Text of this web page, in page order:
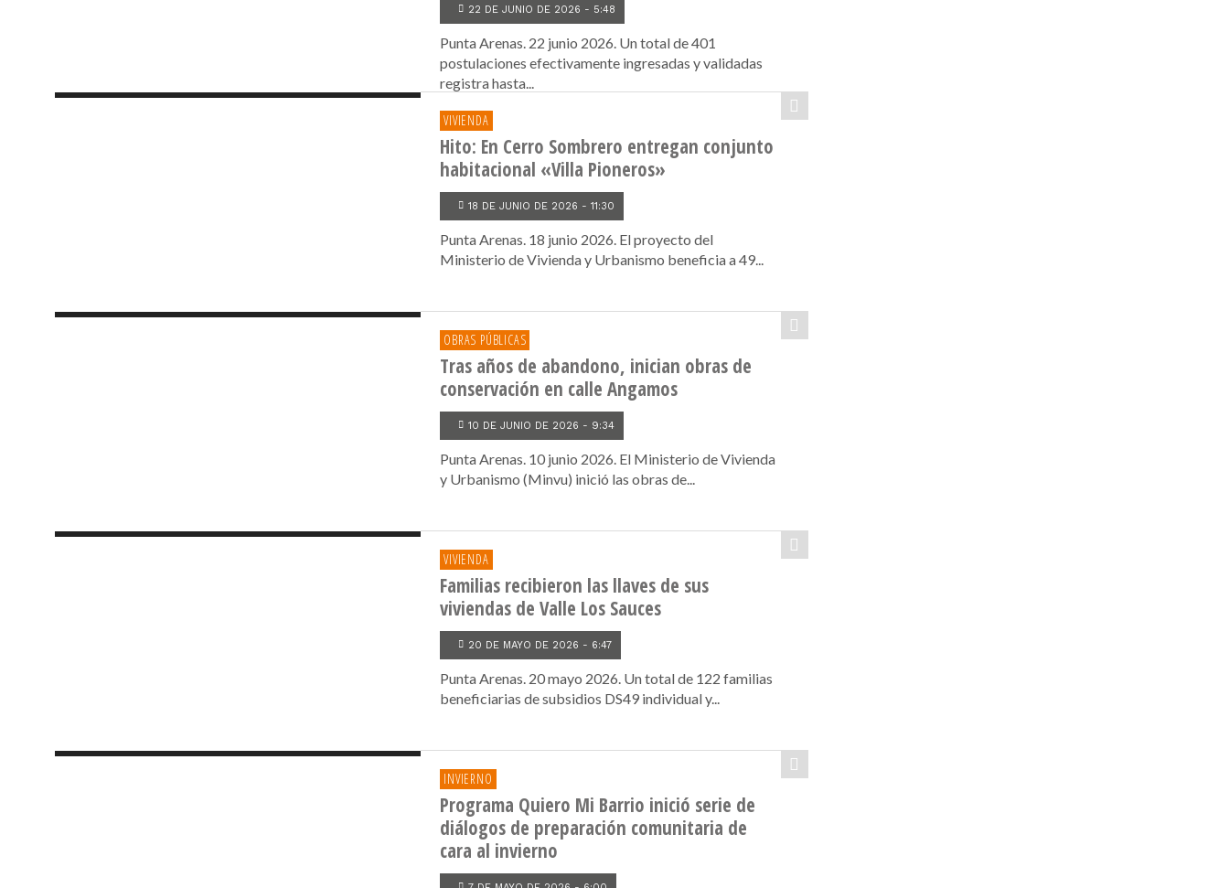
22 DE JUNIO DE 2026 - 5:48
Punta Arenas. 22 junio 2026. Un total de 401
postulaciones efectivamente ingresadas y validadas
registra hasta...
VIVIENDA
Hito: En Cerro Sombrero entregan conjunto
habitacional «Villa Pioneros»
18 DE JUNIO DE 2026 - 11:30
Punta Arenas. 18 junio 2026. El proyecto del
Ministerio de Vivienda y Urbanismo beneficia a 49...
OBRAS PÚBLICAS
Tras años de abandono, inician obras de
conservación en calle Angamos
10 DE JUNIO DE 2026 - 9:34
Punta Arenas. 10 junio 2026. El Ministerio de Vivienda
y Urbanismo (Minvu) inició las obras de...
VIVIENDA
Familias recibieron las llaves de sus
viviendas de Valle Los Sauces
20 DE MAYO DE 2026 - 6:47
Punta Arenas. 20 mayo 2026. Un total de 122 familias
beneficiarias de subsidios DS49 individual y...
INVIERNO
Programa Quiero Mi Barrio inició serie de
diálogos de preparación comunitaria de
cara al invierno